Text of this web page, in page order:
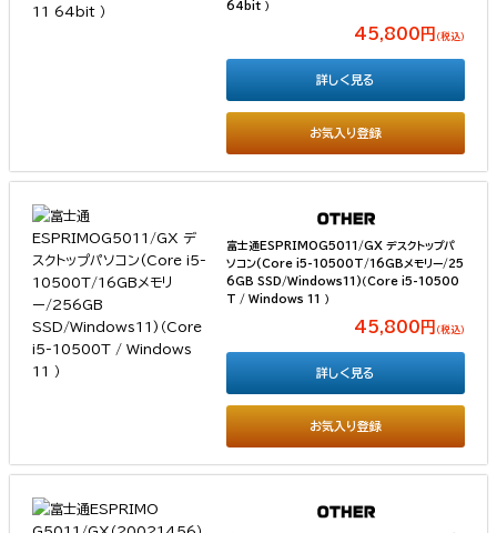
64bit ）
45,800円 （税込）
お気入り登録
詳しく見る
富士通ESPRIMOG5011/GX デスクトップパ
ソコン(Core i5-10500T/16GBメモリー/25
6GB SSD/Windows11)（Core i5-10500
T / Windows 11 ）
45,800円 （税込）
お気入り登録
詳しく見る